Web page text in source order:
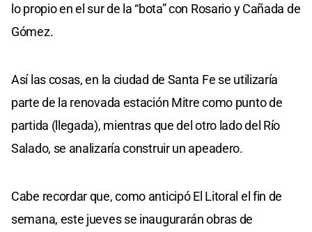
lo propio en el sur de la “bota” con Rosario y Cañada de
Gómez.
Así las cosas, en la ciudad de Santa Fe se utilizaría
parte de la renovada estación Mitre como punto de
partida (llegada), mientras que del otro lado del Río
Salado, se analizaría construir un apeadero.
Cabe recordar que, como anticipó El Litoral el fin de
semana, este jueves se inaugurarán obras de